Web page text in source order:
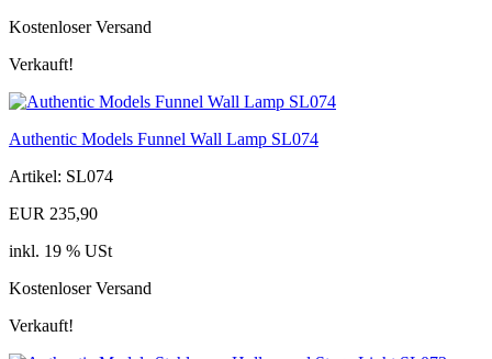
Kostenloser Versand
Verkauft!
Authentic Models Funnel Wall Lamp SL074
Artikel: SL074
EUR 235,90
inkl. 19 % USt
Kostenloser Versand
Verkauft!